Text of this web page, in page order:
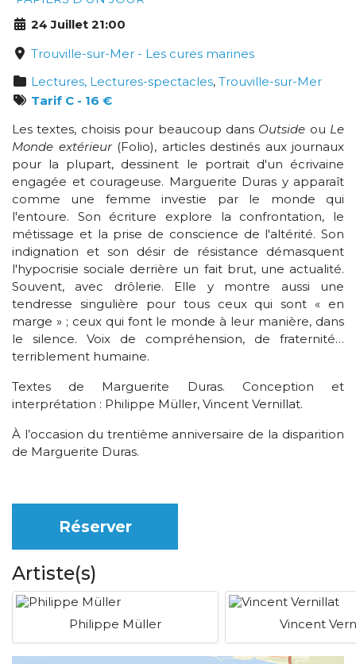
24 Juillet 21:00
Trouville-sur-Mer - Les cures marines
Lectures, Lectures-spectacles, Trouville-sur-Mer
Tarif C - 16 €
Les textes, choisis pour beaucoup dans Outside ou Le
Monde extérieur(Folio), articles destinés aux journaux
pour la plupart, dessinent le portrait d'un écrivaine
engagée et courageuse. Marguerite Duras y apparaît
comme une femme investie par le monde qui
l'entoure. Son écriture explore la confrontation, le
métissage et la prise de conscience de l'altérité. Son
indignation et son désir de résistance démasquent
l'hypocrisie sociale derrière un fait brut, une actualité.
Souvent, avec drôlerie. Elle y montre aussi une
tendresse singulière pour tous ceux qui sont « en
marge » ; ceux qui font le monde à leur manière, dans
le silence. Voix de compréhension, de fraternité…
terriblement humaine.
Textes de Marguerite Duras. Conception et
interprétation : Philippe Müller, Vincent Vernillat.
À l’occasion du trentième anniversaire de la disparition
de Marguerite Duras.
Réserver
Artiste(s)
Philippe Müller Vincent